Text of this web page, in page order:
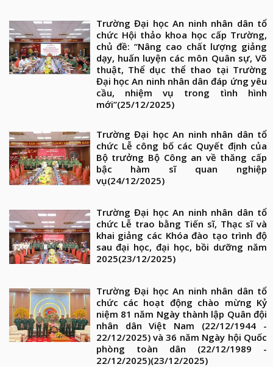
Trường Đại học An ninh nhân dân tổ
chức Hội thảo khoa học cấp Trường,
chủ đề: “Nâng cao chất lượng giảng
dạy, huấn luyện các môn Quân sự, Võ
thuật, Thể dục thể thao tại Trường
Đại học An ninh nhân dân đáp ứng yêu
cầu, nhiệm vụ trong tình hình
mới”(25/12/2025)
Trường Đại học An ninh nhân dân tổ
chức Lễ công bố các Quyết định của
Bộ trưởng Bộ Công an về thăng cấp
bậc hàm sĩ quan nghiệp
vụ(24/12/2025)
Trường Đại học An ninh nhân dân tổ
chức Lễ trao bằng Tiến sĩ, Thạc sĩ và
khai giảng các Khóa đào tạo trình độ
sau đại học, đại học, bồi dưỡng năm
2025(23/12/2025)
Trường Đại học An ninh nhân dân tổ
chức các hoạt động chào mừng Kỷ
niệm 81 năm Ngày thành lập Quân đội
nhân dân Việt Nam (22/12/1944 -
22/12/2025) và 36 năm Ngày hội Quốc
phòng toàn dân (22/12/1989 -
22/12/2025)(23/12/2025)